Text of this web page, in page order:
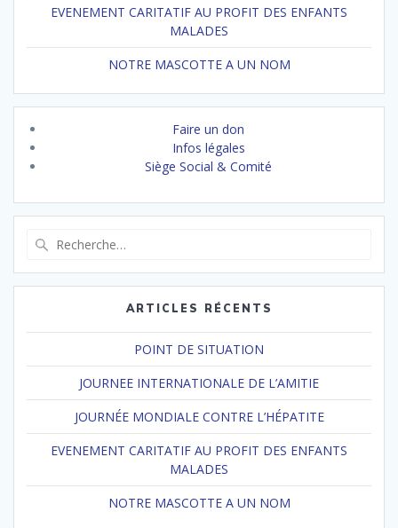
EVENEMENT CARITATIF AU PROFIT DES ENFANTS
MALADES
NOTRE MASCOTTE A UN NOM
Faire un don
Infos légales
Siège Social & Comité
:
ARTICLES RÉCENTS
POINT DE SITUATION
JOURNEE INTERNATIONALE DE L’AMITIE
JOURNÉE MONDIALE CONTRE L’HÉPATITE
EVENEMENT CARITATIF AU PROFIT DES ENFANTS
MALADES
NOTRE MASCOTTE A UN NOM